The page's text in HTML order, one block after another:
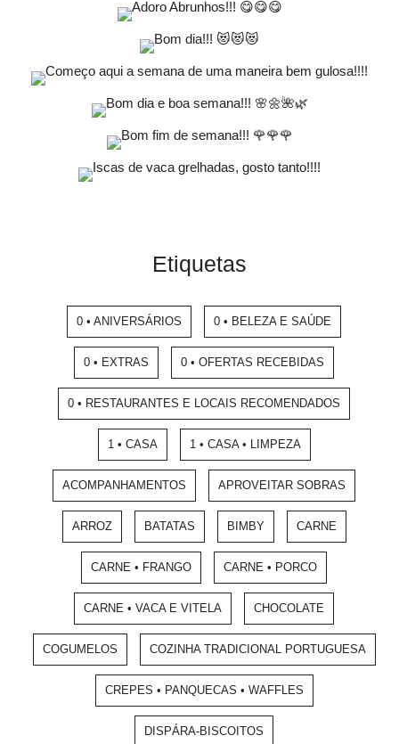
Etiquetas
0 • ANIVERSÁRIOS 0 • BELEZA E SAÚDE
0 • EXTRAS 0 • OFERTAS RECEBIDAS
0 • RESTAURANTES E LOCAIS RECOMENDADOS
1 • CASA 1 • CASA • LIMPEZA
ACOMPANHAMENTOS APROVEITAR SOBRAS
ARROZ BATATAS BIMBY CARNE
CARNE • FRANGO CARNE • PORCO
CARNE • VACA E VITELA CHOCOLATE
COGUMELOS COZINHA TRADICIONAL PORTUGUESA
CREPES • PANQUECAS • WAFFLES
DISPÁRA-BISCOITOS